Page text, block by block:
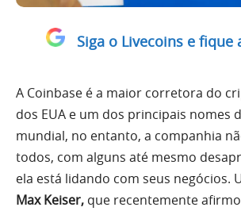
Siga o Livecoins e fique
A Coinbase é a maior corretora do
dos EUA e um dos principais nomes
mundial, no entanto, a companhia
todos, com alguns até mesmo
ela está lidando com seus negócios.
Max Keiser, que recentemente